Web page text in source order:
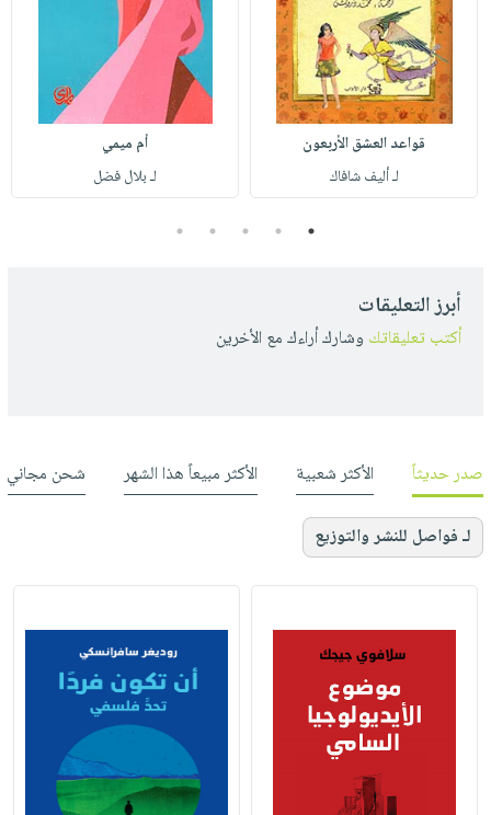
قواعد العشق الأربعون
لـ أليف شافاك
أم ميمي
لـ بلال فضل
1
2
3
4
5
أبرز التعليقات
أكتب تعليقاتك وشارك أراءك مع الأخرين
صدر حديثاً الأكثر شعبية الأكثر مبيعاً هذا الشهر شحن مجاني
لـ فواصل للنشر والتوزيع